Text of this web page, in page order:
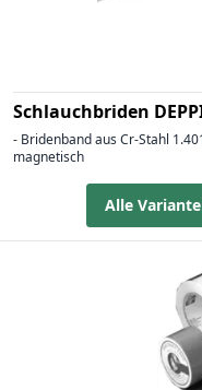
Schlauchbriden
- Bridenband aus Cr-Stahl
magnetisch
Alle